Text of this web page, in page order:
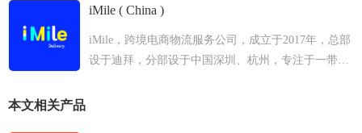
iMile ( China )
iMile，跨境电商物流服务公司，成立于2017年，总部
设于迪拜，分部设于中国深圳、杭州，专注于一带一
本文相关产品